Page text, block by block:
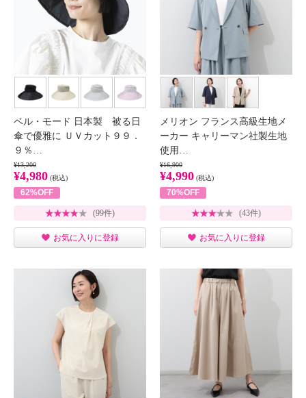
ベル・モード 日本製 被る日
傘で優雅に ＵＶカット９９．
９％…
¥13,200
¥4,980 (税込)
62%OFF
(99件)
お気に入りに登録
メリオン フランス高級生地メ
ーカー キャリーマン社製生地
使用…
¥16,900
¥4,990 (税込)
70%OFF
(43件)
お気に入りに登録